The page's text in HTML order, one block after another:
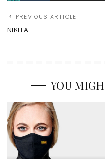
PREVIOUS ARTICLE
NIKITA
YOU